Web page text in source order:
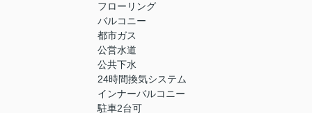
フローリング
バルコニー
都市ガス
公営水道
公共下水
24時間換気システム
インナーバルコニー
駐車2台可